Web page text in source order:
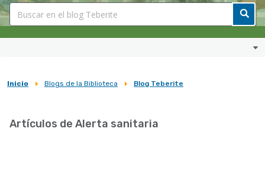
Sobrescribir
de
Inicio Blogs de la Biblioteca Blog Teberite
Artículos de Alerta sanitaria